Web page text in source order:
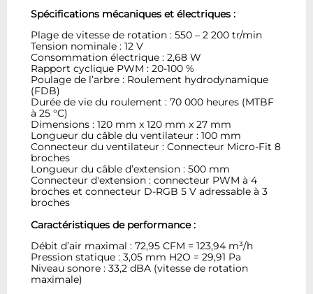
Spécifications mécaniques et électriques :
Plage de vitesse de rotation : 550 – 2 200 tr/min
Tension nominale : 12 V
Consommation électrique : 2,68 W
Rapport cyclique PWM : 20-100 %
Poulage de l’arbre : Roulement hydrodynamique
(FDB)
Durée de vie du roulement : 70 000 heures (MTBF
à 25 °C)
Dimensions : 120 mm x 120 mm x 27 mm
Longueur du câble du ventilateur : 100 mm
Connecteur du ventilateur : Connecteur Micro-Fit 8
broches
Longueur du câble d’extension : 500 mm
Connecteur d'extension : connecteur PWM à 4
broches et connecteur D-RGB 5 V adressable à 3
broches
Caractéristiques de performance :
Débit d’air maximal : 72,95 CFM = 123,94 m³/h
Pression statique : 3,05 mm H2O = 29,91 Pa
Niveau sonore : 33,2 dBA (vitesse de rotation
maximale)